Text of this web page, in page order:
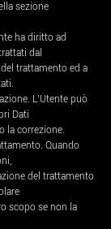
sezione
ha diritto ad
dal
trattamento ed a
L’Utente può
Dati
la correzione.
Quando
del trattamento
scopo se non la